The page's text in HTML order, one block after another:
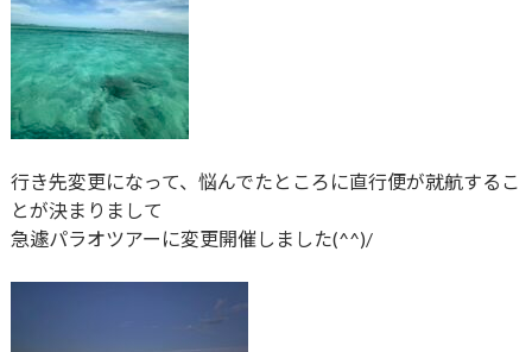
行き先変更になって、悩んでたところに直行便が就航するこ
とが決まりまして
急遽パラオツアーに変更開催しました(^^)/